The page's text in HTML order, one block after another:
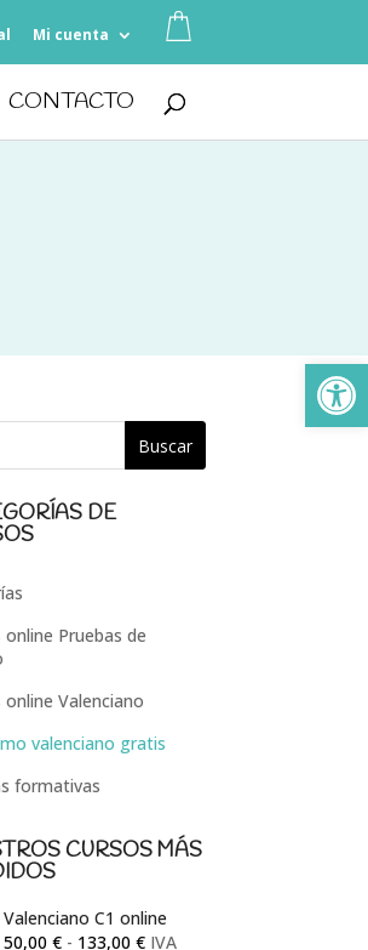
Mi cuenta
CONTACTO
DE
online Pruebas de
online Valenciano
valenciano gratis
formativas
CURSOS MÁS
Valenciano C1 online
50,00 € - 133,00 €Rango
IVA